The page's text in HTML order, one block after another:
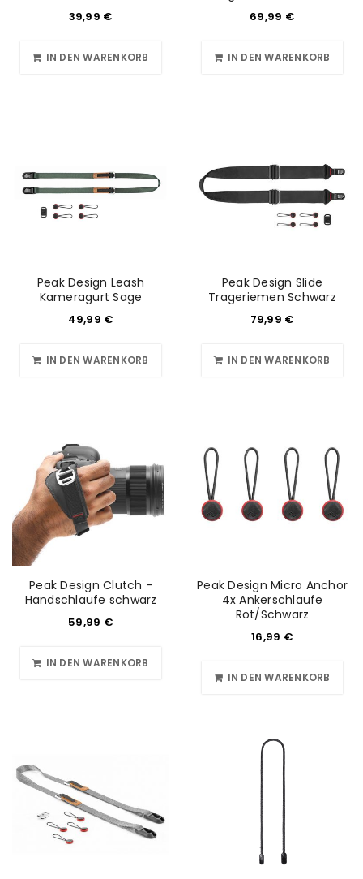
39,99 €
IN DEN WARENKORB
69,99 €
IN DEN WARENKORB
Peak Design Leash
Kameragurt Sage
49,99 €
IN DEN WARENKORB
Peak Design Slide
Trageriemen Schwarz
79,99 €
IN DEN WARENKORB
Peak Design Clutch -
Handschlaufe schwarz
59,99 €
IN DEN WARENKORB
Peak Design Micro Anchor
4x Ankerschlaufe
Rot/Schwarz
16,99 €
IN DEN WARENKORB